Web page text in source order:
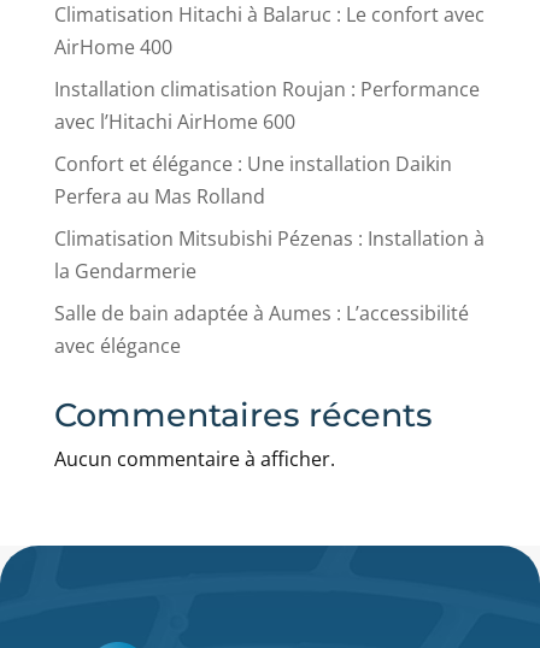
Climatisation Hitachi à Balaruc : Le confort avec
AirHome 400
Installation climatisation Roujan : Performance
avec l’Hitachi AirHome 600
Confort et élégance : Une installation Daikin
Perfera au Mas Rolland
Climatisation Mitsubishi Pézenas : Installation à
la Gendarmerie
Salle de bain adaptée à Aumes : L’accessibilité
avec élégance
Commentaires récents
Aucun commentaire à afficher.